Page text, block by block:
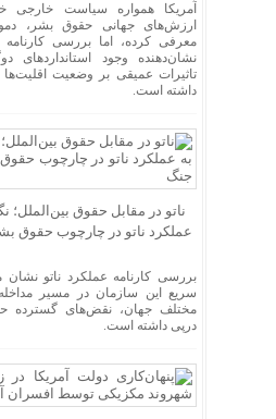
آمریکا همواره سیاست خارجی
ارزش‌های جهانی حقوق بشر،
معرفی کرده، اما بررسی
نشان‌دهنده وجود استاندارد‌های
تاثیرات عمیقی بر وضعیت
داشته است.
ناتو در مقابل حقوق بین‌الملل؛
عملکرد ناتو در چارچوب حقوق
بررسی کارنامه عملکرد ناتو
سریع این سازمان در مسیر
مختلف جهان، نقض‌های گسترده
درپی داشته است.